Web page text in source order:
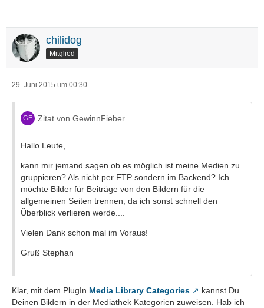
chilidog
Mitglied
29. Juni 2015 um 00:30
Zitat von GewinnFieber
Hallo Leute,
kann mir jemand sagen ob es möglich ist meine Medien zu
gruppieren? Als nicht per FTP sondern im Backend? Ich
möchte Bilder für Beiträge von den Bildern für die
allgemeinen Seiten trennen, da ich sonst schnell den
Überblick verlieren werde....
Vielen Dank schon mal im Voraus!
Gruß Stephan
Klar, mit dem PlugIn Media Library Categories
kannst Du
Deinen Bildern in der Mediathek Kategorien zuweisen. Hab ich